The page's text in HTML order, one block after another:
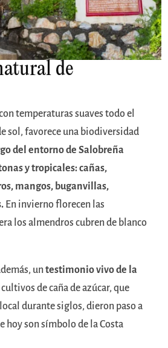
de
temperaturas suaves todo el
sol, favorece una biodiversidad
del entorno de Salobreña
y tropicales: cañas,
mangos, buganvillas,
En invierno florecen las
los almendros cubren de blanco
untestimonio vivo de la
cultivos de caña de azúcar, que
durante siglos, dieron paso a
hoy son símbolo de la Costa